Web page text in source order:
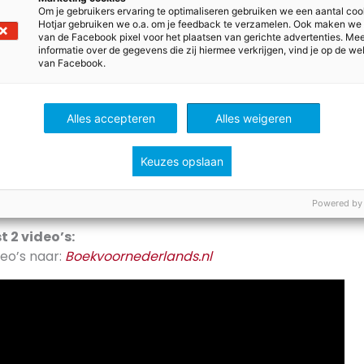
kiest voor zijn video’s zijn dan ook boeken waarvan
vinden. ‘Inmiddels heb ik een paar jaar
wat leerlingen graag lezen. Natuurlijk moet ik het zelf
is dat de hoofdpersoon een ontwikkeling doormaakt
Zo’n boek laat hun zien: je mag ergens over
te geven en van gedachten te veranderen.’
combineer ik twee passies: onderwijs en
soort keurmerk wordt voor leerlingen en docenten;
een gaaf boek.’
2 video’s:
naar: Boekvoornederlands.nl
Om je gebruikers ervaring te optimaliseren gebruiken we een aantal
Hotjar gebruiken we o.a. om je feedback te verzamelen. Ook maken we
van de Facebook pixel voor het plaatsen van gerichte advertenties.
informatie over de gegevens die zij hiermee verkrijgen, vind je op de
van Facebook.
Alles accepteren Alles weigeren
Keuzes opslaan
Powered by